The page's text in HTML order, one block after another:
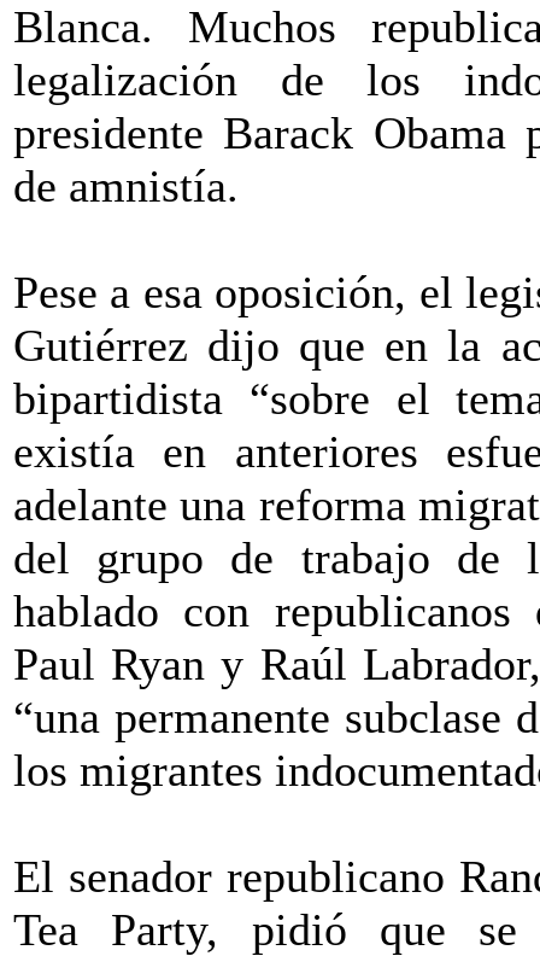
Blanca. Muchos
legalización de los
presidente Barack Obama
de amnistía.
Pese a esa oposición, el
Gutiérrez dijo que en la
bipartidista “sobre el
existía en anteriores
adelante una reforma
del grupo de trabajo de
hablado con
Paul Ryan y Raúl
“una permanente subclase
los migrantes
El senador republicano
Tea Party, pidió que se